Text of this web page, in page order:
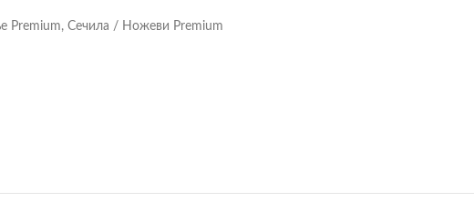
Premium, Сечила / Ножеви Premium